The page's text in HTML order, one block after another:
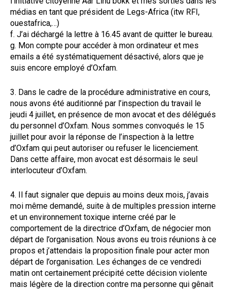
médias en tant que président de Legs-Africa (itw RFI,
ouestafrica,…)
f. J’ai déchargé la lettre à 16.45 avant de quitter le bureau.
g. Mon compte pour accéder à mon ordinateur et mes
emails a été systématiquement désactivé, alors que je
suis encore employé d’Oxfam.
3. Dans le cadre de la procédure administrative en cours,
nous avons été auditionné par l’inspection du travail le
jeudi 4 juillet, en présence de mon avocat et des délégués
du personnel d’Oxfam. Nous sommes convoqués le 15
juillet pour avoir la réponse de l’inspection à la lettre
d’Oxfam qui peut autoriser ou refuser le licenciement.
Dans cette affaire, mon avocat est désormais le seul
interlocuteur d’Oxfam.
4. Il faut signaler que depuis au moins deux mois, j’avais
moi même demandé, suite à de multiples pression interne
et un environnement toxique interne créé par le
comportement de la directrice d’Oxfam, de négocier mon
départ de l’organisation. Nous avons eu trois réunions à ce
propos et j’attendais la proposition finale pour acter mon
départ de l’organisation. Les échanges de ce vendredi
matin ont certainement précipité cette décision violente
mais légère de la direction contre ma personne qui gênait